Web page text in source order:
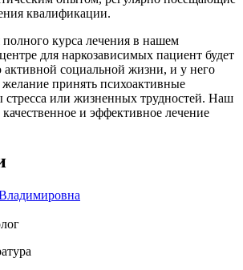
квалификации.
курса лечения в нашем
для наркозависимых пациент будет
активной социальной жизни, и у него
принять психоактивные
стресса или жизненных трудностей. Наш
и эффективное лечение